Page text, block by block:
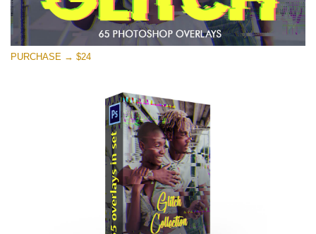
PURCHASE → $24